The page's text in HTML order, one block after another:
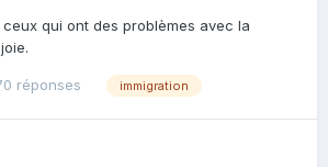
qui ont des problèmes avec la
réponses immigration